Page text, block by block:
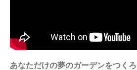
あなただけの夢のガーデンをつくろ